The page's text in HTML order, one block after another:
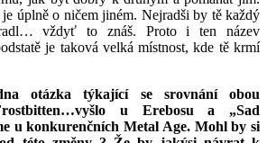
úplně o ničem jiném. Nejradši by tě každý
vždyť to znáš. Proto i ten název
je taková velká místnost, kde tě krmí
otázka týkající se srovnání obou
u Erebosu a „Sad
u konkurenčních Metal Age. Mohl by si